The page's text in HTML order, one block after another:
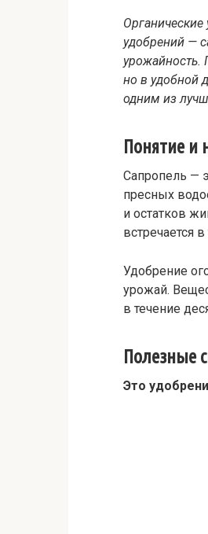
удобрений —
урожайность.
но в удобной
одним из
Понятие и
Сапропель —
пресных
и остатков
встречается
Удобрение
урожай.
в течение
Полезные
Это